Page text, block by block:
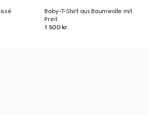
Baby-T-Shirt aus Baumwolle mit
Print
1.500 kr.